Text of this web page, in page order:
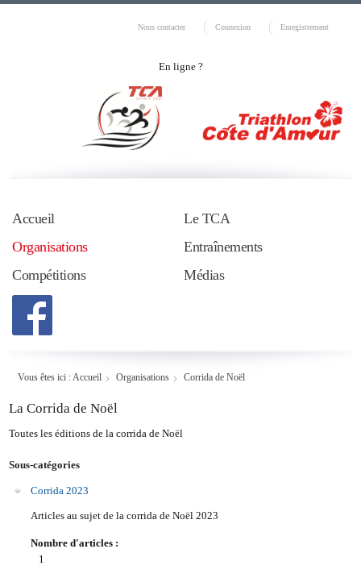
Nous contacter Connexion Enregistrement
En ligne ?
Accueil
Le TCA
Organisations
Entraînements
Compétitions
Médias
Vous êtes ici :Accueil Organisations Corrida de Noël
La Corrida de Noël
Toutes les éditions de la corrida de Noël
Sous-catégories
Corrida 2023
Articles au sujet de la corrida de Noël 2023
Nombre d'articles :
1